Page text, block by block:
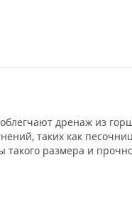
дренаж из
таких как
размера и